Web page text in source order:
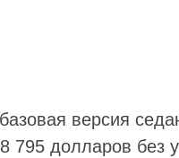
версия
долларов без